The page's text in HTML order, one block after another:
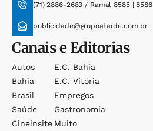
(71) 2886-2683 / Ramal 8585 | 8586
publicidade@grupoatarde.com.br
Canais e Editorias
Autos
Bahia
Brasil
Saúde
Cineinsite
E.c. Bahia
E.c. Vitória
Empregos
Gastronomia
Muito